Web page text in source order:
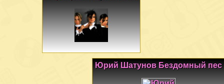
Юрий Шатунов Бездомный пес